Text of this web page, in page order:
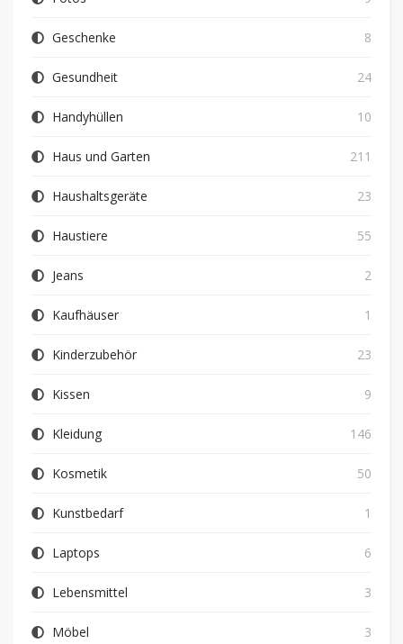
Geschenke 8
Gesundheit 24
Handyhüllen 10
Haus und Garten 211
Haushaltsgeräte 23
Haustiere 55
Jeans 2
Kaufhäuser 1
Kinderzubehör 23
Kissen 9
Kleidung 146
Kosmetik 50
Kunstbedarf 1
Laptops 6
Lebensmittel 3
Möbel 3